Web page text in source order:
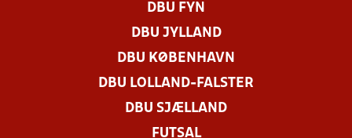
DBU FYN
DBU JYLLAND
DBU KØBENHAVN
DBU LOLLAND-FALSTER
DBU SJÆLLAND
FUTSAL